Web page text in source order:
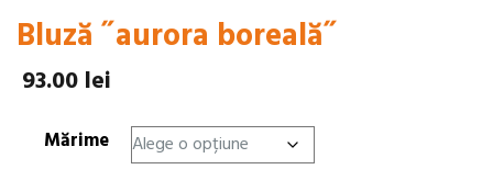
Bluză ˝aurora boreală˝
93.00 lei
Mărime